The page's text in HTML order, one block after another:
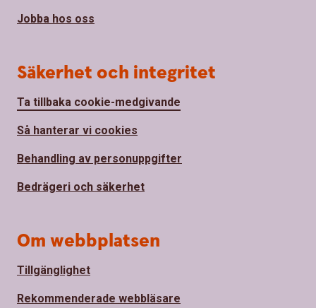
Jobba hos oss
Säkerhet och integritet
Ta tillbaka cookie-medgivande
Så hanterar vi cookies
Behandling av personuppgifter
Bedrägeri och säkerhet
Om webbplatsen
Tillgänglighet
Rekommenderade webbläsare